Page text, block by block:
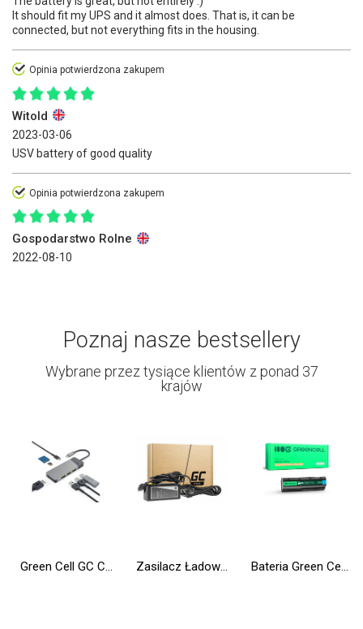
It should fit my UPS and it almost does. That is, it can be
connected, but not everything fits in the housing.
Opinia potwierdzona zakupem
Witold
2023-03-06
USV battery of good quality
Opinia potwierdzona zakupem
Gospodarstwo Rolne
2022-08-10
Poznaj nasze bestsellery
Wybrane przez tysiące klientów z ponad 37
krajów
Green Cell GC Connect HUB USB-C PD 85W 7w1 3xUSB-A 3.1 HDMI 4K 60Hz SD microSD do Apple MacBook M1/M2, Lenovo X1, Asus, Dell XPS Zasilacz Ładowarka Green Cell PRO 20V 3.25A 65W do Lenovo B50-80 G50 G50-30 V130-15IKB V310-15IKB IdeaPad S500 ThinkPad S540 Bateria Green Cell MU06 do HP Compaq 635 650 655 Pavilion G6 G7 Presario CQ62